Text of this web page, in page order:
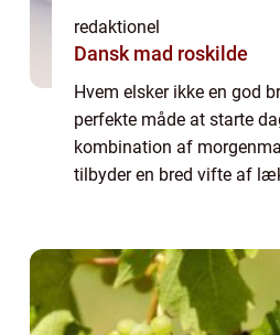
redaktionel
Dansk mad roskilde
Hvem elsker ikke en god
perfekte måde at starte
kombination af
tilbyder en bred vifte af